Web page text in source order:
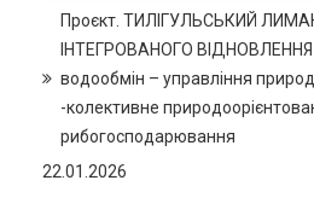
Проєкт. ТИЛІГУЛЬСЬКИЙ
ІНТЕГРОВАНОГО
водообмін – управління
-колективне
рибогосподарювання
22.01.2026